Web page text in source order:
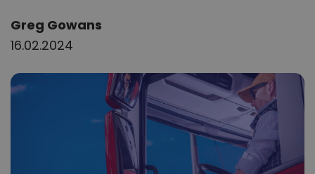
Author:
Greg Gowans
16.02.2024